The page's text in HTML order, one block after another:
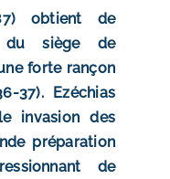
obtient de
du siège de
forte rançon
37). Ezéchias
invasion des
préparation
de